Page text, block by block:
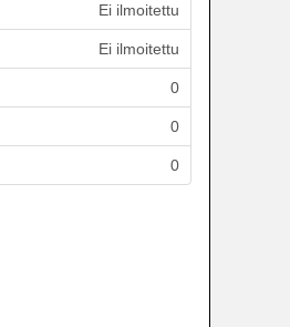
Ei ilmoitettu
Ei ilmoitettu
0
0
0